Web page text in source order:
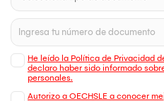
He leído la Política de Privacidad
declaro haber sido informado
personales.
Autorizo a OECHSLE a conocer